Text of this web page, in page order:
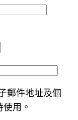
郵件地址及個
用。